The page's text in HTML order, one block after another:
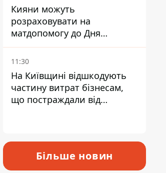
Кияни можуть
розраховувати на
матдопомогу до Дня
незалежності - кому її
дадуть
11:30
На Київщині відшкодують
частину витрат бізнесам,
що постраждали від
Більше новин